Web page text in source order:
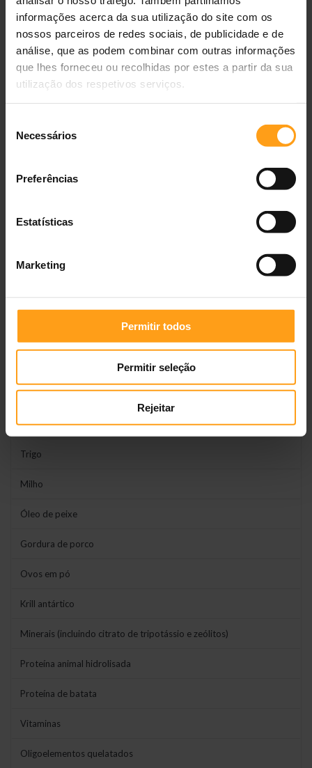
informações acerca da sua utilização do site com os
nossos parceiros de redes sociais, de publicidade e de
análise, que as podem combinar com outras informações
que lhes forneceu ou recolhidas por estes a partir da sua
utilização dos respetivos serviços.
Necessários
Preferências
Estatísticas
Marketing
Permitir todos
Permitir seleção
Rejeitar
uma dieta holística que permite ao cão senior ou doente manter
o prazer de comer enquanto recebe o cuidado clínico
necessário para prolongar a sua vida.
Guia de alimentação diária (gramas/dia)
40 g
115 g
20 kg 190 g
435 g
Consultar regularmente o veterinário para monitorização dos
níveis orgânicos. Deixar sempreágualimpa à disposição.
Arroz
Trigo
Milho
Óleo de peixe
Gordura de porco
Ovos em pó
Krill antártico
Minerais (incluindo citrato de tripotássio e zeólitos)
Proteína animal hidrolisada
Proteína de batata
Vitaminas
Oligoelementos quelatados